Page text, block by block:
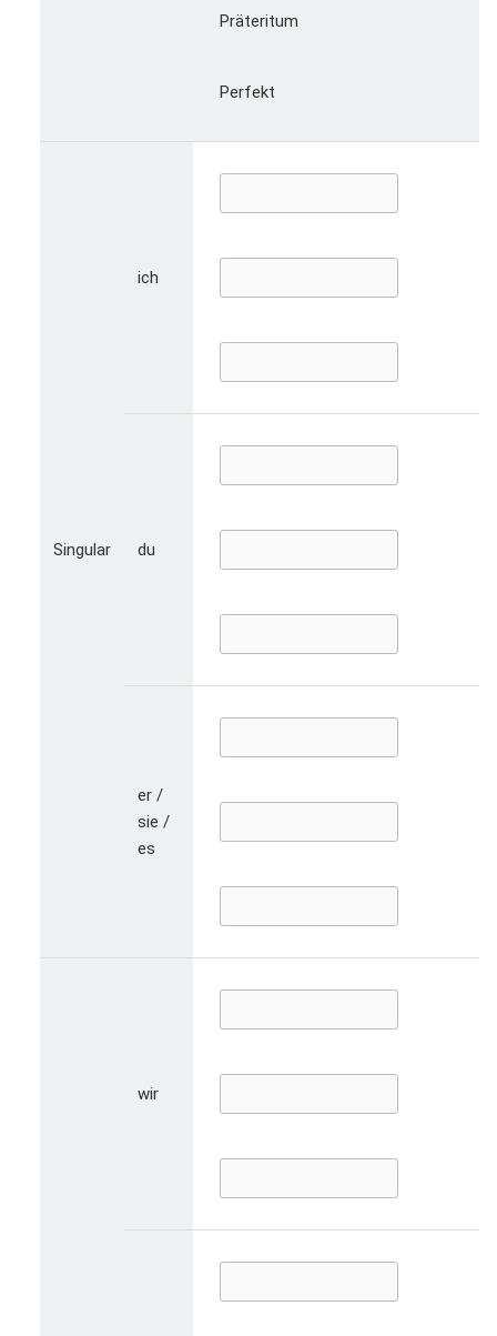
Präteritum
Perfekt
Singular
ich
du
er /
sie /
es
wir